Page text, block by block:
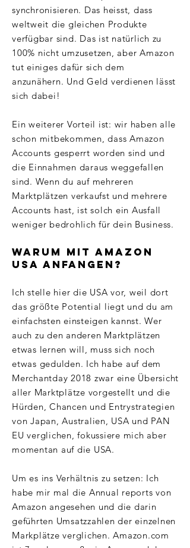
synchronisieren. Das heisst, dass
weltweit die gleichen Produkte
verfügbar sind. Das ist natürlich zu
100% nicht umzusetzen, aber Amazon
tut einiges dafür sich dem
anzunähern. Und Geld verdienen lässt
sich dabei!
Ein weiterer Vorteil ist: wir haben alle
schon mitbekommen, dass Amazon
Accounts gesperrt worden sind und
die Einnahmen daraus weggefallen
sind. Wenn du auf mehreren
Marktplätzen verkaufst und mehrere
Accounts hast, ist solch ein Ausfall
weniger bedrohlich für dein Business.
Warum mit Amazon
USA anfangen?
Ich stelle hier die USA vor, weil dort
das größte Potential liegt und du am
einfachsten einsteigen kannst. Wer
auch zu den anderen Marktplätzen
etwas lernen will, muss sich noch
etwas gedulden. Ich habe auf dem
Merchantday 2018 zwar eine Übersicht
aller Marktplätze vorgestellt und die
Hürden, Chancen und Entrystrategien
von Japan, Australien, USA und PAN
EU verglichen, fokussiere mich aber
momentan auf die USA.
Um es ins Verhältnis zu setzen: Ich
habe mir mal die Annual reports von
Amazon angesehen und die darin
geführten Umsatzzahlen der einzelnen
Markplätze verglichen. Amazon.com